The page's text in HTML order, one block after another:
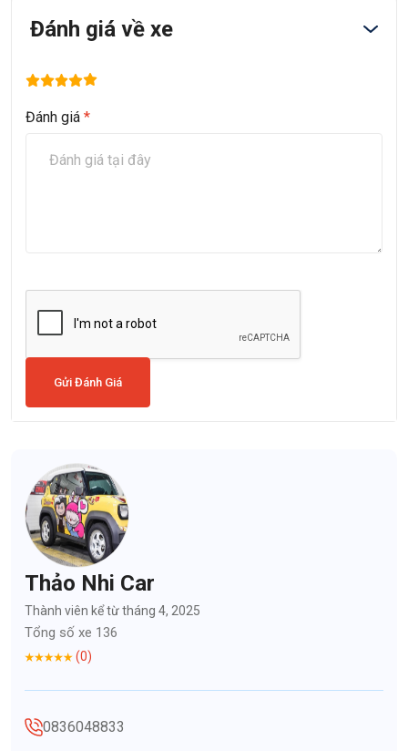
Đánh giá về xe
Đánh giá *
Gửi Đánh Giá
Thảo Nhi Car
Thành viên kể từ tháng 4, 2025
Tổng số xe 136
(0)
0836048833